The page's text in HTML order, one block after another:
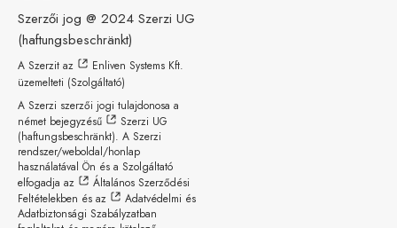
Szerzői jog @ 2024 Szerzi UG
(haftungsbeschränkt)
A Szerzit az
Enliven Systems Kft.
üzemelteti (Szolgáltató)
A Szerzi szerzői jogi tulajdonosa a
német bejegyzésű
Szerzi UG
(haftungsbeschränkt). A Szerzi
rendszer/weboldal/honlap
használatával Ön és a Szolgáltató
elfogadja az
Általános Szerződési
Feltételekben és az
Adatvédelmi és
Adatbiztonsági Szabályzatban